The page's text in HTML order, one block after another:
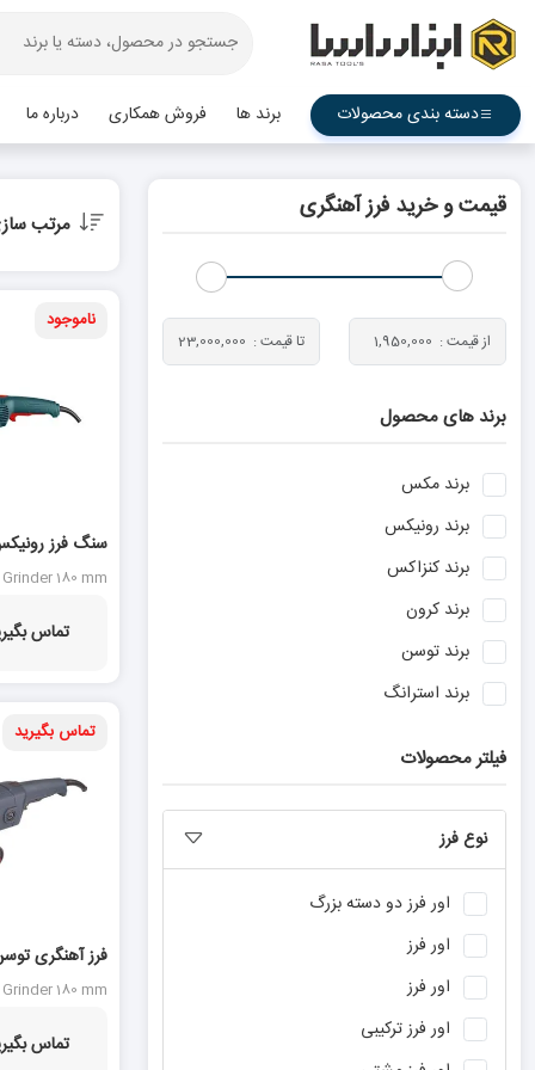
دسته بندی محصولات برند ها فروش همکاری درباره ما
مرتب
ناموجود
وات مدل 3231
180 mm
تماس
تماس بگیرید
3061A
180 mm
تماس
قیمت و خرید فرز آهنگری
برند های محصول
برند مکس
برند رونیکس
برند کنزاکس
برند کرون
برند توسن
برند استرانگ
آاگ
برندنووا
برندان ای سی
برندآروا
برنددنلکس
برندماکیتا
برنددیوالت
فیلتر محصولات
نوع فرز
اور فرز دو دسته بزرگ
اور فرز
اور فرز
اور فرز ترکیبی